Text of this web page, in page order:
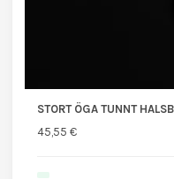
STORT ÖGA TUNNT
45,55 €